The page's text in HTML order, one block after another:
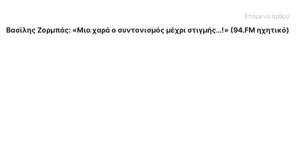
Επόμενο άρθρο
Βασίλης Ζορμπάς: «Μια χαρά ο συντονισμός μέχρι στιγμής…!» (94.FM ηχητικό)